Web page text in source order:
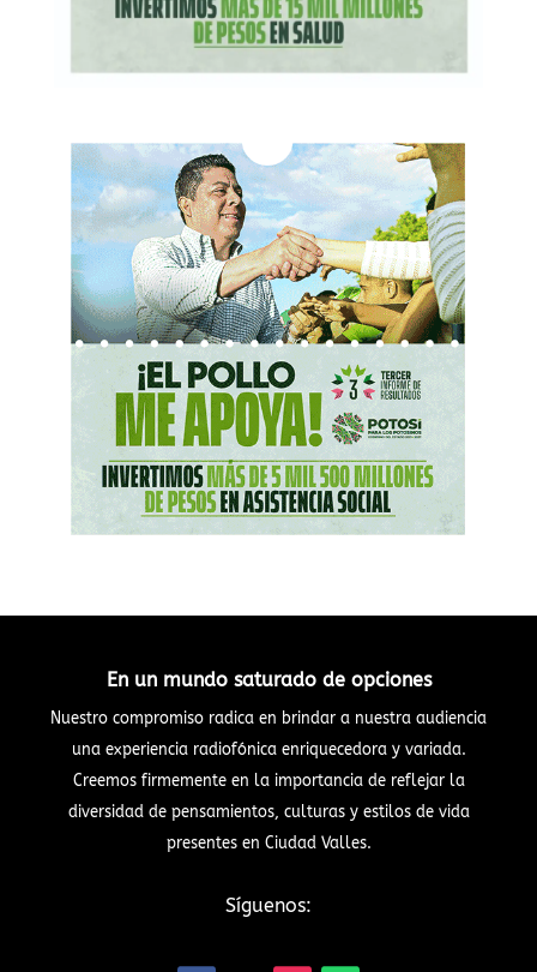
En un mundo saturado de opciones
Nuestro compromiso radica en brindar a nuestra audiencia
una experiencia radiofónica enriquecedora y variada.
Creemos firmemente en la importancia de reflejar la
diversidad de pensamientos, culturas y estilos de vida
presentes en Ciudad Valles.
Síguenos: